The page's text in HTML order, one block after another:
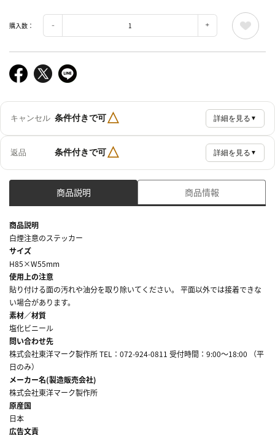
購入数：
キャンセル 条件付きで可△ 詳細を見る ▼
返品 条件付きで可△ 詳細を見る ▼
商品説明 商品情報
商品説明
白煙注意のステッカー
サイズ
H85×W55mm
使用上の注意
貼り付ける面の汚れや油分を取り除いてください。 平面以外では接着できな
い場合があります。
素材／材質
塩化ビニール
問い合わせ先
株式会社東洋マーク製作所 TEL：072-924-0811 受付時間：9:00～18:00 （平
日のみ）
メーカー名(製造販売会社)
株式会社東洋マーク製作所
原産国
日本
広告文責